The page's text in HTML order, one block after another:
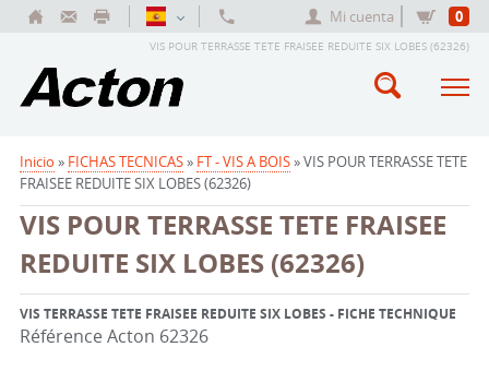
Mi cuenta 0
VIS POUR TERRASSE TETE FRAISEE REDUITE SIX LOBES (62326)
Inicio » FICHAS TECNICAS» FT - VIS A BOIS» VIS POUR TERRASSE TETE
FRAISEE REDUITE SIX LOBES (62326)
VIS POUR TERRASSE TETE FRAISEE
REDUITE SIX LOBES (62326)
VIS TERRASSE TETE FRAISEE REDUITE SIX LOBES - FICHE TECHNIQUE
Référence Acton 62326